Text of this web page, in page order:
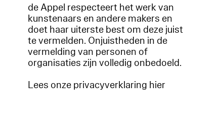
de Appel respecteert het werk van
kunstenaars en andere makers en
doet haar uiterste best om deze juist
te vermelden. Onjuistheden in de
vermelding van personen of
organisaties zijn volledig onbedoeld.
Lees onze privacyverklaring hier